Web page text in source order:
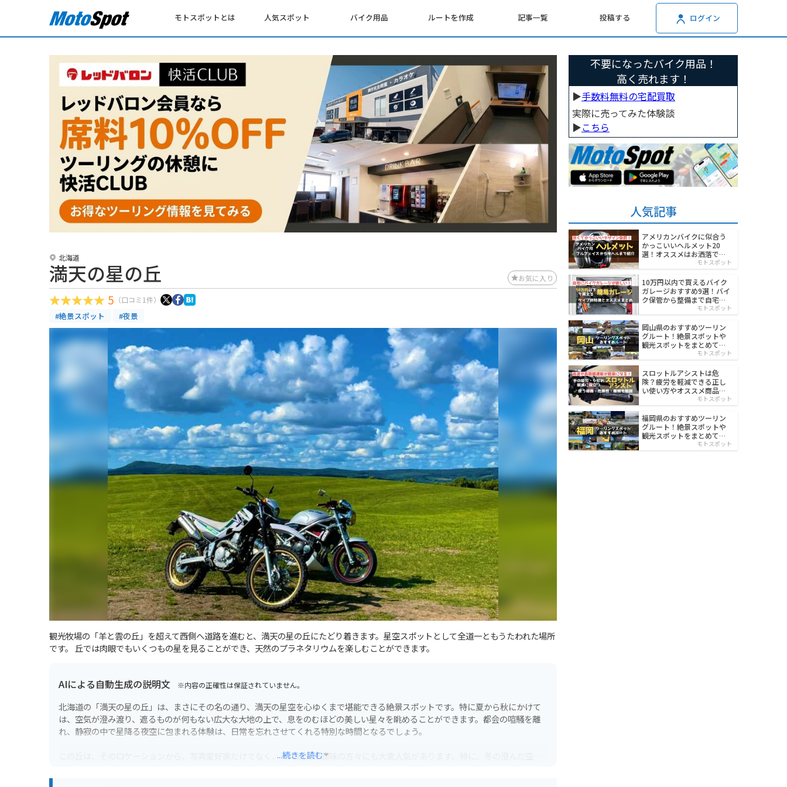
モトスポットとは 人気スポット バイク用品 ルートを作成 記事一覧 投稿する ログイン
北海道
満天の星の丘 お気に入り
5 （口コミ1件）
#絶景スポット #夜景
観光牧場の「羊と雲の丘」を超えて西側へ道路を進むと、満天の星の丘にたどり着きます。星空スポットとして全道一ともうたわれた場所
です。 丘では肉眼でもいくつもの星を見ることができ、天然のプラネタリウムを楽しむことができます。
AIによる自動生成の説明文 ※内容の正確性は保証されていません。
北海道の「満天の星の丘」は、まさにその名の通り、満天の星空を心ゆくまで堪能できる絶景スポットです。特に夏から秋にかけて
は、空気が澄み渡り、遮るものが何もない広大な大地の上で、息をのむほどの美しい星々を眺めることができます。都会の喧騒を離
れ、静寂の中で星降る夜空に包まれる体験は、日常を忘れさせてくれる特別な時間となるでしょう。
この丘は、そのロケーションから、写真愛好家だけでなく、天体観測が趣味の方々にも大変人気があります。特に、冬の澄んだ空気
...続きを読む
不要になったバイク用品！
高く売れます！
▶︎手数料無料の宅配買取
実際に売ってみた体験談
▶︎こちら
人気記事
アメリカンバイクに似合う
かっこいいヘルメット20
選！オススメはお洒落でワ
モトスポット
10万円以内で買えるバイク
ガレージおすすめ9選！バイ
ク保管から整備まで自宅で
モトスポット
岡山県のおすすめツーリン
グルート！絶景スポットや
観光スポットをまとめて紹
モトスポット
スロットルアシストは危
険？疲労を軽減できる正し
い使い方やオススメ商品を
モトスポット
福岡県のおすすめツーリン
グルート！絶景スポットや
観光スポットをまとめて紹
モトスポット